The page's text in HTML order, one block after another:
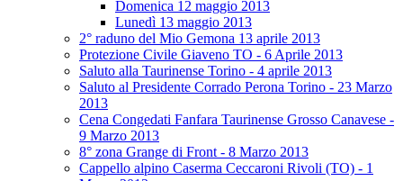
Domenica 12 maggio 2013
Lunedì 13 maggio 2013
2° raduno del Mio Gemona 13 aprile 2013
Protezione Civile Giaveno TO - 6 Aprile 2013
Saluto alla Taurinense Torino - 4 aprile 2013
Saluto al Presidente Corrado Perona Torino - 23 Marzo
2013
Cena Congedati Fanfara Taurinense Grosso Canavese -
9 Marzo 2013
8° zona Grange di Front - 8 Marzo 2013
Cappello alpino Caserma Ceccaroni Rivoli (TO) - 1